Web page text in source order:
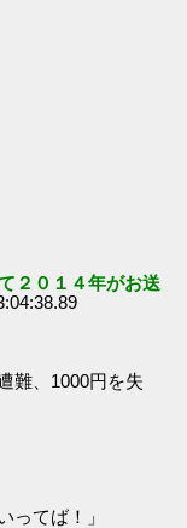
２０１４年がお送
難、1000円を失
てば！」